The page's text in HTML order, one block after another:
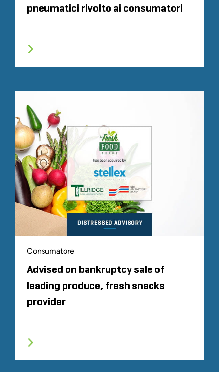
pneumatici rivolto ai consumatori
Consumatore
Advised on bankruptcy sale of
leading produce, fresh snacks
provider